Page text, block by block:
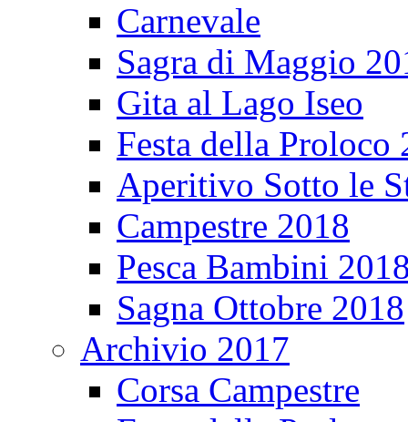
Carnevale
Sagra di Maggio
Gita al Lago Iseo
Festa della Proloco
Aperitivo Sotto le
Campestre 2018
Pesca Bambini
Sagna Ottobre 2018
Archivio 2017
Corsa Campestre